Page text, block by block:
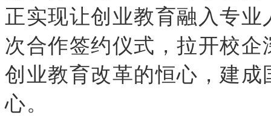
正实现让创业教育融入专
次合作签约仪式，拉开校
创业教育改革的恒心，建
心。